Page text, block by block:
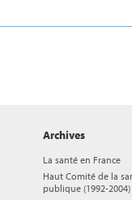
Archives
La santé en France
Haut Comité de la
publique (1992-2004)